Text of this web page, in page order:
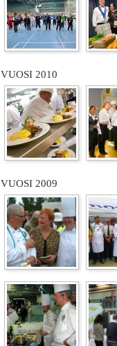
VUOSI 2010
VUOSI 2009